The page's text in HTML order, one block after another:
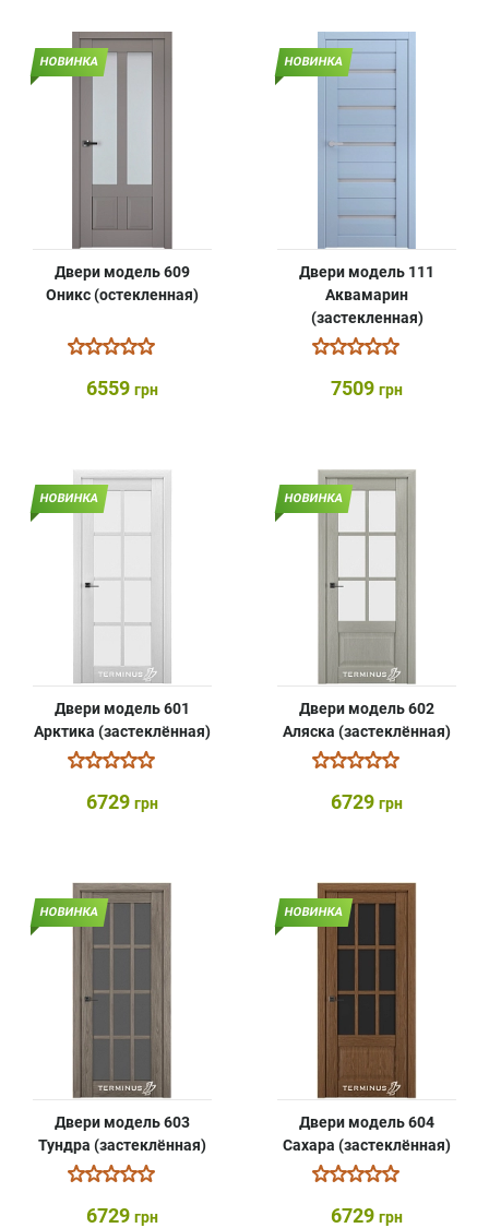
НОВИНКА
Двери модель 609
Оникс (остекленная)
6559 грн
НОВИНКА
Двери модель 111
Аквамарин
(застекленная)
7509 грн
НОВИНКА
Двери модель 601
Арктика (застеклённая)
6729 грн
НОВИНКА
Двери модель 602
Аляска (застеклённая)
6729 грн
НОВИНКА
Двери модель 603
Тундра (застеклённая)
6729 грн
НОВИНКА
Двери модель 604
Сахара (застеклённая)
6729 грн